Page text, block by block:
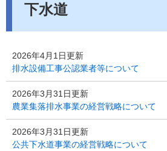
下水道
2026年4月1日更新
排水設備工事公認業者等について
2026年3月31日更新
農業集落排水事業の経営戦略について
2026年3月31日更新
公共下水道事業の経営戦略について